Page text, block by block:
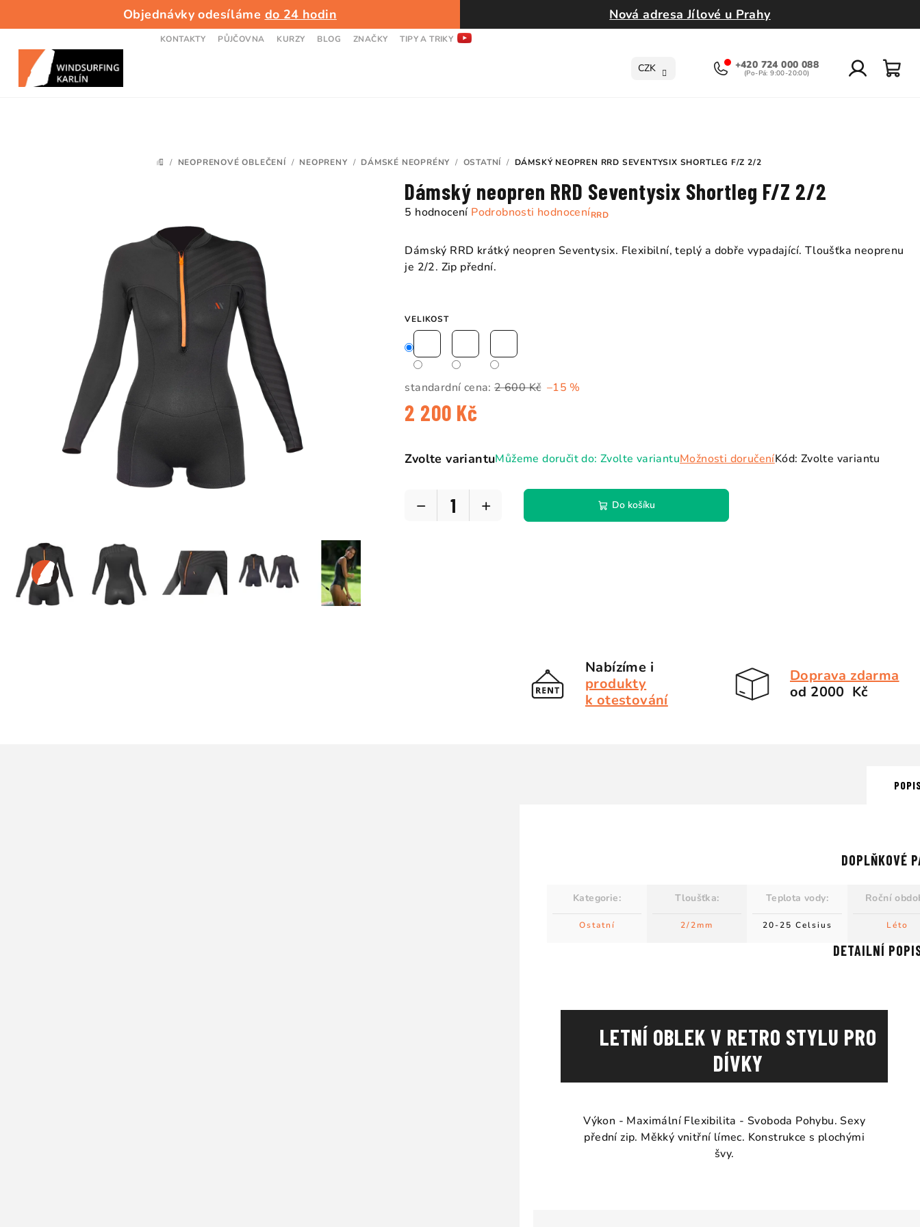
Objednávky odesíláme do 24 hodin Nová adresa Jílové u Prahy
KONTAKTY PŮJČOVNA KURZY BLOG ZNAČKY TIPY A TRIKY
CZK +420 724 000 088
DOMŮ
/ NEOPRENOVÉ OBLEČENÍ / NEOPRENY / DÁMSKÉ NEOPRÉNY / OSTATNÍ / DÁMSKÝ NEOPREN RRD SEVENTYSIX SHORTLEG F/Z 2/2
RRD
Dámský neopren RRD Seventysix Shortleg F/Z 2/2
Průměrné
produktu
je
4,2
hvězdiček.
5 hodnocení Podrobnosti hodnocení
Dámský RRD krátký neopren Seventysix. Flexibilní, teplý a dobře vypadající. Tloušťka neoprenu
je 2/2. Zip přední.
VELIKOST
standardní cena: 2 600 Kč –15 %
2 200 Kč
cena:
Zvolte variantuMůžeme doručit do: Zvolte variantuMožnosti doručeníKód: Zvolte variantu
+
− Do košíku
Nabízíme i
produkty
k otestování
Doprava zdarma
od 2000 Kč
DETAILNÍ
LETNÍ OBLEK V RETRO STYLU PRO
DÍVKY
Výkon - Maximální Flexibilita - Svoboda Pohybu. Sexy
přední zip. Měkký vnitřní límec. Konstrukce s plochými
švy.
DOPLŇKOVÉ
Kategorie:
Ostatní
Tloušťka:
2/2mm
Teplota vody:
20-25 Celsius
Roční
Léto